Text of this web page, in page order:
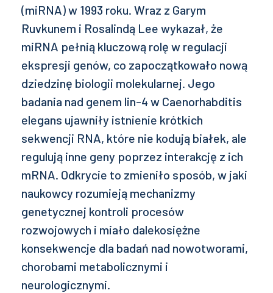
(miRNA) w 1993 roku. Wraz z Garym
Ruvkunem i Rosalindą Lee wykazał, że
miRNA pełnią kluczową rolę w regulacji
ekspresji genów, co zapoczątkowało nową
dziedzinę biologii molekularnej. Jego
badania nad genem lin-4 w Caenorhabditis
elegans ujawniły istnienie krótkich
sekwencji RNA, które nie kodują białek, ale
regulują inne geny poprzez interakcję z ich
mRNA. Odkrycie to zmieniło sposób, w jaki
naukowcy rozumieją mechanizmy
genetycznej kontroli procesów
rozwojowych i miało dalekosiężne
konsekwencje dla badań nad nowotworami,
chorobami metabolicznymi i
neurologicznymi.